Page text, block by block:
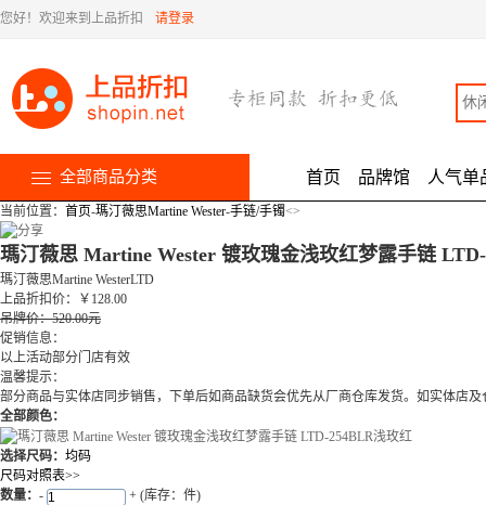
您好！欢迎来到上品折扣 请登录
全部商品分类 首页 品牌馆 人气单
当前位置： 首页-瑪汀薇思Martine Wester-手链/手镯<>
瑪汀薇思 Martine Wester 镀玫瑰金浅玫红梦露手链
瑪汀薇思Martine WesterLTD
上品折扣价： ￥ 128.00
吊牌价：520.00元
促销信息：
以上活动部分门店有效
温馨提示：
部分商品与实体店同步销售，下单后如商品缺货会优先从厂商仓库发货。如实体店
全部颜色：
选择尺码： 均码
尺码对照表>>
数量： - + (库存：件)